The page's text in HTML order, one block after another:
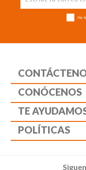
He
CONÓCENOS
TE
POLÍTICAS